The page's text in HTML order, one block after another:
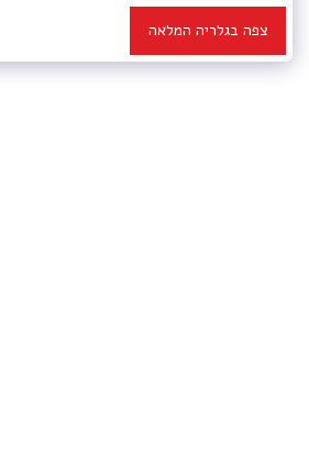
צפה בגלריה המלאה